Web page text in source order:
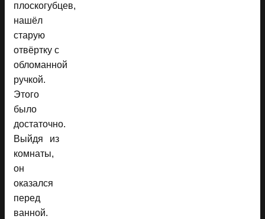
плоскогубцев,
нашёл
старую
отвёртку с
обломанной
ручкой.
Этого
было
достаточно.
Выйдя из
комнаты,
он
оказался
перед
ванной.